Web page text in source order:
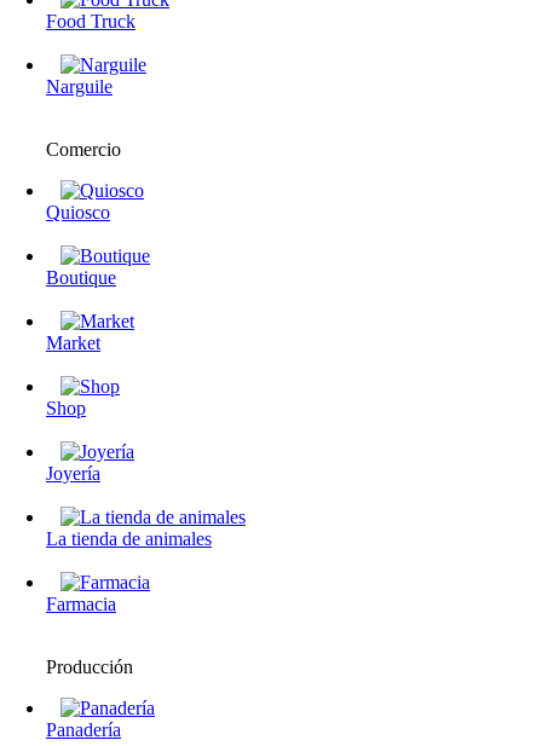
Food Truck
Narguile
Comercio
Quiosco
Boutique
Market
Shop
Joyería
La tienda de animales
Farmacia
Producción
Panadería